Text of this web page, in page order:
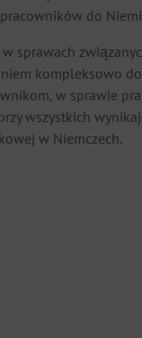
do
sprawach
kompleksowo
w sprawie
wszystkich
w Niemczech.